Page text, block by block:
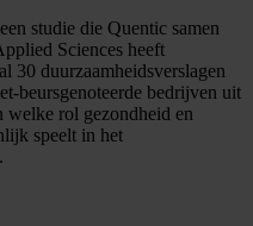
studie die Quentic samen
Sciences heeft
30 duurzaamheidsverslagen
beursgenoteerde bedrijven uit
welke rol gezondheid en
speelt in het